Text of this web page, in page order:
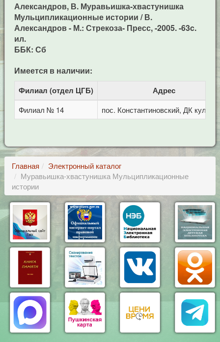
Александров, В. Муравьишка-хвастунишка
Мульципликационные истории / В.
Александров - М.: Стрекоза- Пресс, -2005. -63c.
ил.
ББК: Сб
Имеется в наличии:
Филиал (отдел ЦГБ) Адрес
Филиал № 14 пос. Константиновский, ДК
Главная
Электронный каталог
Муравьишка-хвастунишка Мульципликационные
истории